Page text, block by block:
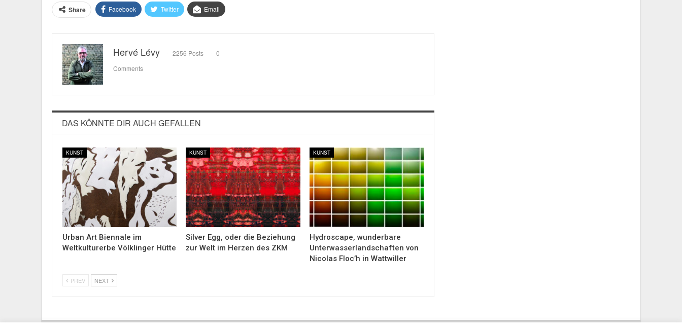
Share Facebook Twitter Email
Hervé Lévy 2256 Posts
0
Comments
DAS KÖNNTE DIR AUCH GEFALLEN
KUNST
Urban Art Biennale im
Weltkulturerbe Völklinger Hütte
KUNST
Silver Egg, oder die Beziehung
zur Welt im Herzen des ZKM
KUNST
Hydroscape, wunderbare
Unterwasserlandschaften von
Nicolas Floc’h in Wattwiller
PREV NEXT